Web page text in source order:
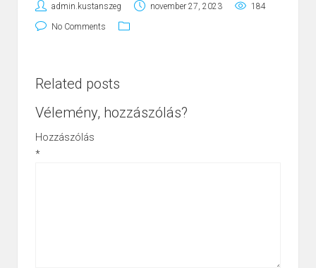
admin.kustanszeg november 27, 2023 184
No Comments
Related posts
Vélemény, hozzászólás?
Hozzászólás
*